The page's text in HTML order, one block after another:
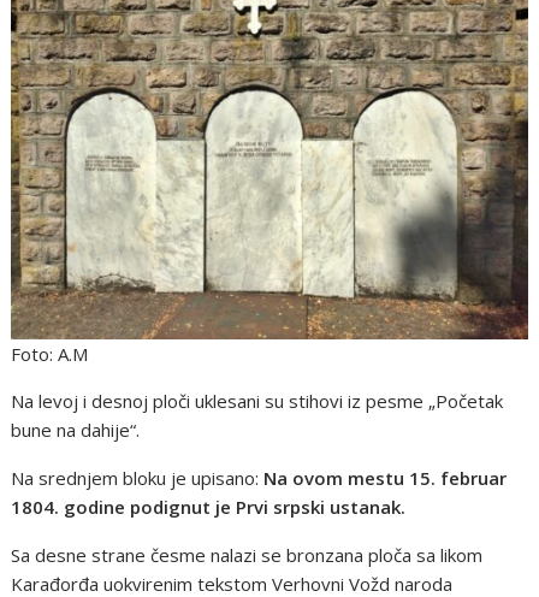
Foto: A.M
Na levoj i desnoj ploči uklesani su stihovi iz pesme „Početak
bune na dahije“.
Na srednjem bloku je upisano: Na ovom mestu 15. februar
1804. godine podignut je Prvi srpski ustanak.
Sa desne strane česme nalazi se bronzana ploča sa likom
Karađorđa uokvirenim tekstom Verhovni Vožd naroda